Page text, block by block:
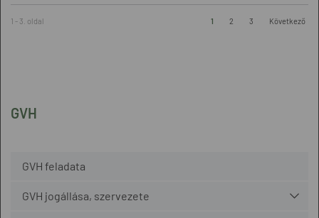
GVH
GVH feladata
GVH jogállása, szervezete
1 - 3. oldal 1 2 3 Következő